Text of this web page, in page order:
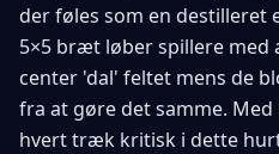
der føles som en destilleret
5×5 bræt løber spillere med
center 'dal' feltet mens de
fra at gøre det samme.
hvert træk kritisk i dette